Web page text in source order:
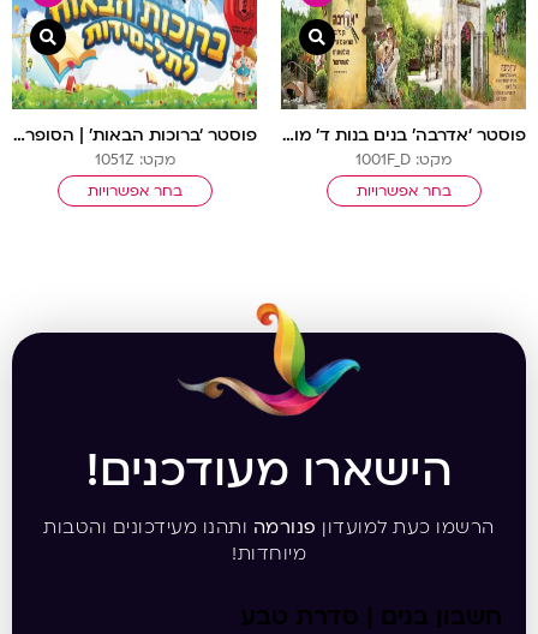
פוסטר ‘אדרבה’ בנים בנות ד’ מודגשת
מקט: 1001F_D
בחר אפשרויות
צפייה מהירה
פוסטר ‘ברוכות הבאות’ | הסופרות הצעירות
מקט: 1051Z
בחר אפשרויות
הישארו מעודכנים!
הרשמו כעת למועדון פנורמה ותהנו מעידכונים והטבות
מיוחדות!
חשבון בנים | סדרת טבע